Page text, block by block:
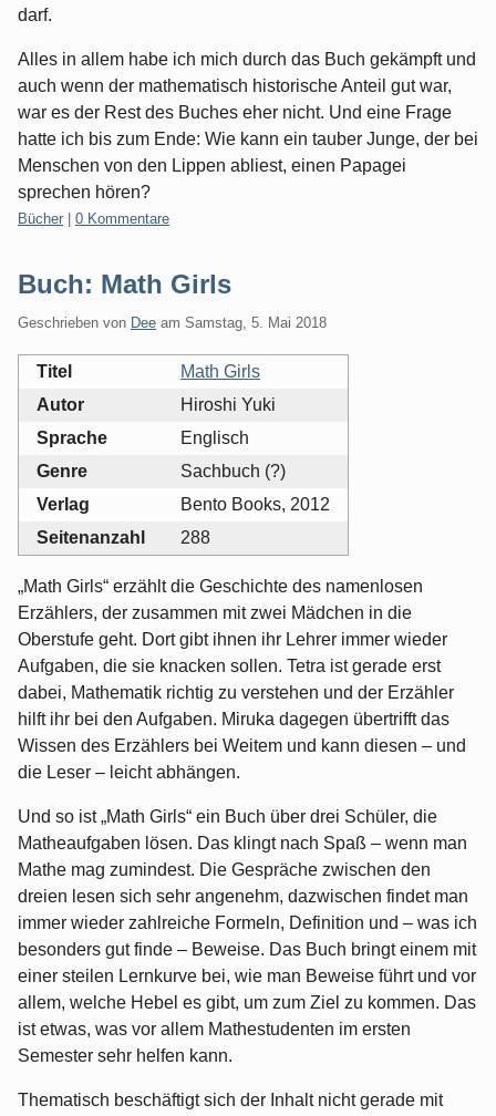
darf.
Alles in allem habe ich mich durch das Buch gekämpft und
auch wenn der mathematisch historische Anteil gut war,
war es der Rest des Buches eher nicht. Und eine Frage
hatte ich bis zum Ende: Wie kann ein tauber Junge, der bei
Menschen von den Lippen abliest, einen Papagei
sprechen hören?
Kategorien:
Bücher 0 Kommentare
Buch: Math Girls
Geschrieben von Dee am Samstag, 5. Mai 2018
Titel
Math Girls
Autor
Hiroshi Yuki
Sprache
Englisch
Genre
Sachbuch (?)
Verlag
Bento Books, 2012
Seitenanzahl
288
„Math Girls“ erzählt die Geschichte des namenlosen
Erzählers, der zusammen mit zwei Mädchen in die
Oberstufe geht. Dort gibt ihnen ihr Lehrer immer wieder
Aufgaben, die sie knacken sollen. Tetra ist gerade erst
dabei, Mathematik richtig zu verstehen und der Erzähler
hilft ihr bei den Aufgaben. Miruka dagegen übertrifft das
Wissen des Erzählers bei Weitem und kann diesen – und
die Leser – leicht abhängen.
Und so ist „Math Girls“ ein Buch über drei Schüler, die
Matheaufgaben lösen. Das klingt nach Spaß – wenn man
Mathe mag zumindest. Die Gespräche zwischen den
dreien lesen sich sehr angenehm, dazwischen findet man
immer wieder zahlreiche Formeln, Definition und – was ich
besonders gut finde – Beweise. Das Buch bringt einem mit
einer steilen Lernkurve bei, wie man Beweise führt und vor
allem, welche Hebel es gibt, um zum Ziel zu kommen. Das
ist etwas, was vor allem Mathestudenten im ersten
Semester sehr helfen kann.
Thematisch beschäftigt sich der Inhalt nicht gerade mit